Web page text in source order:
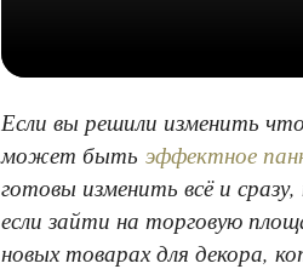
Если вы решили изменить
может быть эффектное
готовы изменить всё и
если зайти на торговую
новых товарах для декора,